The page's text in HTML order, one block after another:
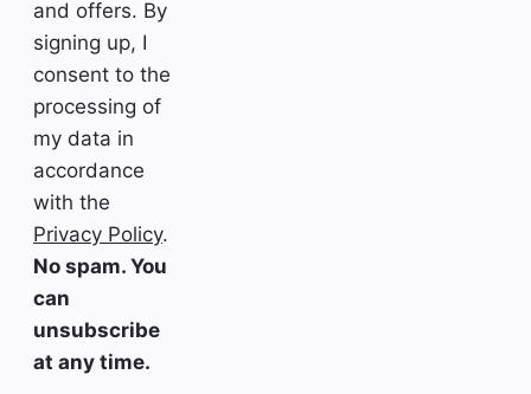
and offers. By
signing up, I
consent to the
processing of
my data in
accordance
with the
Privacy Policy.
No spam. You
can
unsubscribe
at any time.